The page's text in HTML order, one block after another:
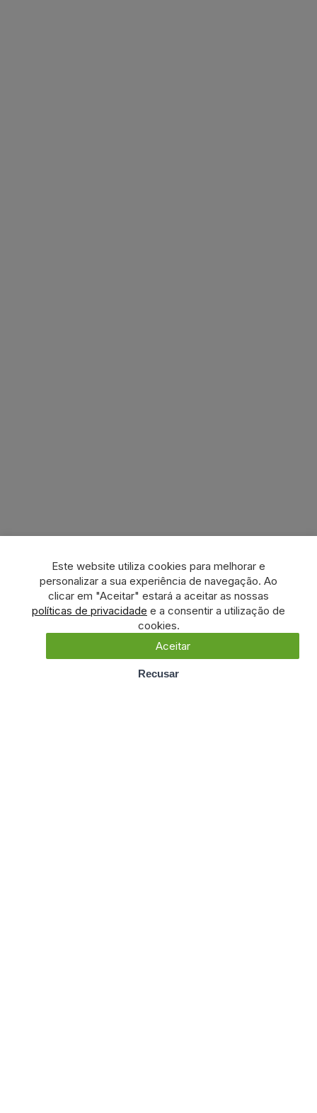
Este website utiliza cookies para melhorar e
personalizar a sua experiência de navegação. Ao
clicar em "Aceitar" estará a aceitar as nossas
políticas de privacidade e a consentir a utilização de
cookies.
Aceitar
Recusar